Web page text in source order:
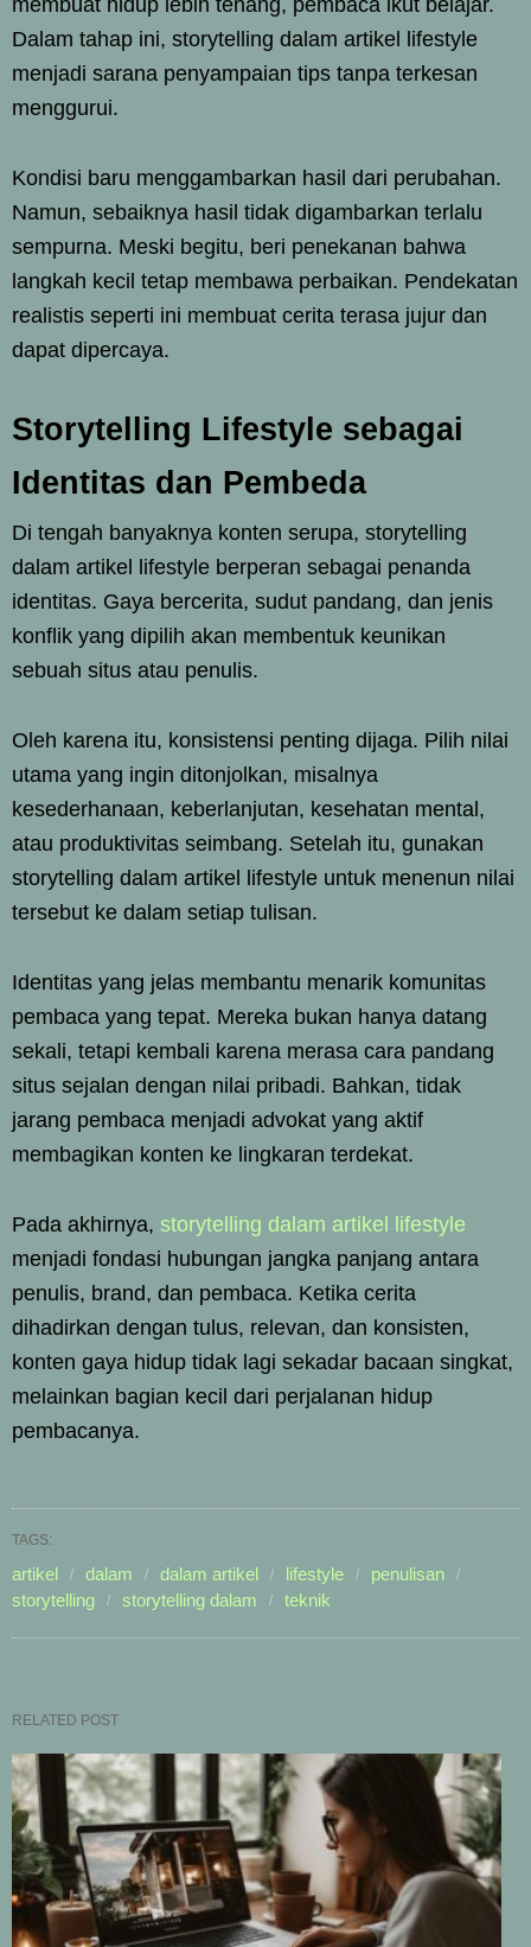
Dalam tahap ini, storytelling dalam artikel lifestyle
menjadi sarana penyampaian tips tanpa terkesan
menggurui.
Kondisi baru menggambarkan hasil dari perubahan.
Namun, sebaiknya hasil tidak digambarkan terlalu
sempurna. Meski begitu, beri penekanan bahwa
langkah kecil tetap membawa perbaikan. Pendekatan
realistis seperti ini membuat cerita terasa jujur dan
dapat dipercaya.
Storytelling Lifestyle sebagai
Identitas dan Pembeda
Di tengah banyaknya konten serupa, storytelling
dalam artikel lifestyle berperan sebagai penanda
identitas. Gaya bercerita, sudut pandang, dan jenis
konflik yang dipilih akan membentuk keunikan
sebuah situs atau penulis.
Oleh karena itu, konsistensi penting dijaga. Pilih nilai
utama yang ingin ditonjolkan, misalnya
kesederhanaan, keberlanjutan, kesehatan mental,
atau produktivitas seimbang. Setelah itu, gunakan
storytelling dalam artikel lifestyle untuk menenun nilai
tersebut ke dalam setiap tulisan.
Identitas yang jelas membantu menarik komunitas
pembaca yang tepat. Mereka bukan hanya datang
sekali, tetapi kembali karena merasa cara pandang
situs sejalan dengan nilai pribadi. Bahkan, tidak
jarang pembaca menjadi advokat yang aktif
membagikan konten ke lingkaran terdekat.
Pada akhirnya, storytelling dalam artikel lifestyle
menjadi fondasi hubungan jangka panjang antara
penulis, brand, dan pembaca. Ketika cerita
dihadirkan dengan tulus, relevan, dan konsisten,
konten gaya hidup tidak lagi sekadar bacaan singkat,
melainkan bagian kecil dari perjalanan hidup
pembacanya.
TAGS:
artikel dalam dalam artikel lifestyle
penulisan
storytelling
storytelling dalam teknik
RELATED POST